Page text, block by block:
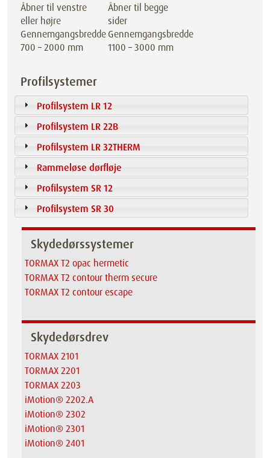
Åbner til venstre
eller højre
Gennemgangsbredde
700 – 2000 mm
Åbner til begge
sider
Gennemgangsbredde
1100 – 3000 mm
Profilsystemer
Profilsystem LR 12
Profilsystem LR 22B
Profilsystem LR 32THERM
Rammeløse dørfløje
Profilsystem SR 12
Profilsystem SR 30
Skydedørssystemer
TORMAX T2 opac hermetic
TORMAX T2 contour therm secure
TORMAX T2 contour escape
Skydedørsdrev
TORMAX 2101
TORMAX 2201
TORMAX 2203
iMotion® 2202.A
iMotion® 2302
iMotion® 2301
iMotion® 2401